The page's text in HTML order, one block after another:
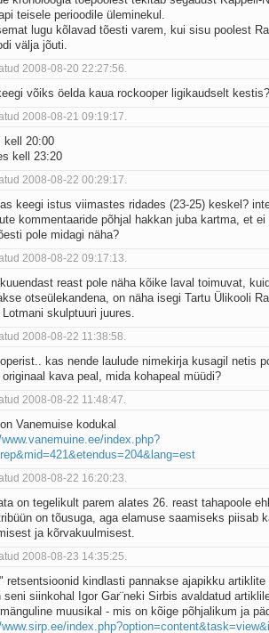
teisele perioodile üleminekul.
lugu kõlavad tõesti varem, kui sisu poolest
välja jõuti.
2008-08-20 22:27:56.
võiks öelda kaua rockooper ligikaudselt kestis?
2008-08-21 09:19:17.
kell 20:00
kell 23:20
2008-08-22 00:29:17.
keegi istus viimastes ridades (23-25) keskel?
kommentaaride põhjal hakkan juba kartma, et
pole midagi näha?
2008-08-22 09:17:13.
reast pole näha kõike laval toimuvat,
otseülekandena, on näha isegi Tartu Ülikooli
skulptuuri juures.
2008-08-22 11:38:58.
kas nende laulude nimekirja kusagil netis
kava peal, mida kohapeal müüdi?
2008-08-22 11:48:47.
Vanemuise kodukal
index.php?
2008-08-22 16:20:23.
on tegelikult parem alates 26. reast tahapoole
on tõusuga, aga elamuse saamiseks piisab
ja kõrvakuulmisest.
2008-08-23 14:35:25.
retsentsioonid kindlasti pannakse ajapikku artiklite
seni siinkohal Igor Gar¨neki Sirbis avaldatud
muusikal - mis on kõige põhjalikum ja